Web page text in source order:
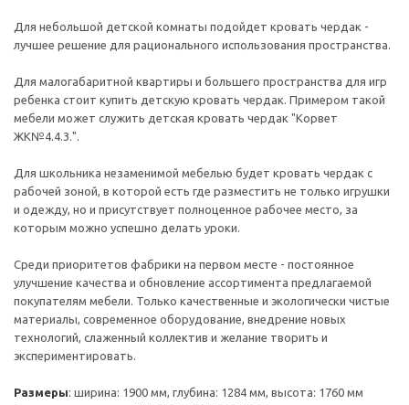
Для небольшой детской комнаты подойдет кровать чердак -
лучшее решение для рационального использования пространства.
Для малогабаритной квартиры и большего пространства для игр
ребенка стоит купить детскую кровать чердак. Примером такой
мебели может служить детская кровать чердак "Корвет
ЖК№4.4.3.".
Для школьника незаменимой мебелью будет кровать чердак с
рабочей зоной, в которой есть где разместить не только игрушки
и одежду, но и присутствует полноценное рабочее место, за
которым можно успешно делать уроки.
Среди приоритетов фабрики на первом месте - постоянное
улучшение качества и обновление ассортимента предлагаемой
покупателям мебели. Только качественные и экологически чистые
материалы, современное оборудование, внедрение новых
технологий, слаженный коллектив и желание творить и
экспериментировать.
Размеры: ширина: 1900 мм, глубина: 1284 мм, высота: 1760 мм